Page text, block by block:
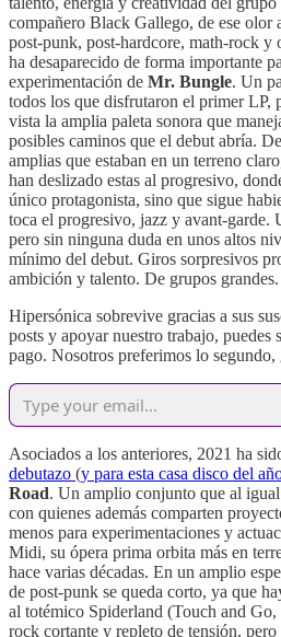
compañero Black Gallego, de ese
post-punk, post-hardcore, math-rock y
ha desaparecido de forma importante
experimentación de Mr. Bungle. Un
todos los que disfrutaron el primer LP,
vista la amplia paleta sonora que
posibles caminos que el debut abría.
amplias que estaban en un terreno
han deslizado estas al progresivo,
único protagonista, sino que sigue
toca el progresivo, jazz y avant-garde.
pero sin ninguna duda en unos altos
mínimo del debut. Giros sorpresivos
ambición y talento. De grupos grandes.
Hipersónica sobrevive gracias a sus
posts y apoyar nuestro trabajo, puedes
pago. Nosotros preferimos lo segundo,
Asociados a los anteriores, 2021 ha
debutazo (y para esta casa disco del
Road. Un amplio conjunto que al
con quienes además comparten
menos para experimentaciones y
Midi, su ópera prima orbita más en
hace varias décadas. En un amplio
de post-punk se queda corto, ya que
al totémico Spiderland (Touch and Go,
rock cortante y repleto de tensión, pero